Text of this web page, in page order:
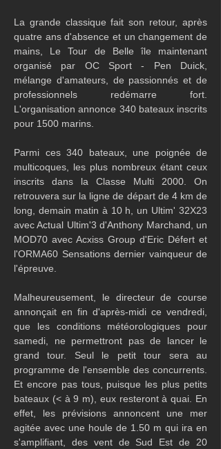
La grande classique fait son retour, après
quatre ans d'absence et un changement de
mains, Le Tour de Belle île maintenant
organisé par OC Sport - Pen Duick,
mélange d'amateurs, de passionnés et de
professionnels redémarre fort.
L'organisation annonce 340 bateaux inscrits
pour 1500 marins.
Parmi ces 340 bateaux, une poignée de
multicoques, les plus nombreux étant ceux
inscrits dans la Classe Multi 2000. On
retrouvera sur la ligne de départ de 4 km de
long, demain matin à 10 h, un Ultim' 32X23
avec Actual Ultim'3 d'Anthony Marchand, un
MOD70 avec Acxiss Group d'Eric Défert et
l'ORMA60 Sensations dernier vainqueur de
l'épreuve.
Malheureusement, le directeur de course
annonçait en fin d'après-midi ce vendredi,
que les conditions météorologiques pour
samedi, ne permettront pas de lancer le
grand tour. Seul le petit tour sera au
programme de l'ensemble des concurrents.
Et encore pas tous, puisque les plus petits
bateaux (< à 9 m), eux resteront à quai. En
effet, les prévisions annoncent une mer
agitée avec une houle de 1.50 m qui ira en
s'amplifiant, des vent de Sud Est de 20